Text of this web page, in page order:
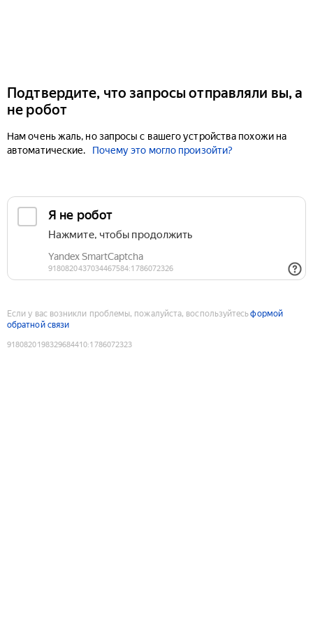
Подтвердите, что запросы отправляли вы, а
не робот
Нам очень жаль, но запросы с вашего устройства похожи на
автоматические.
Почему это могло произойти?
Если у вас возникли проблемы, пожалуйста, воспользуйтесьформой
обратной связи
9180820198329684410:1786072323